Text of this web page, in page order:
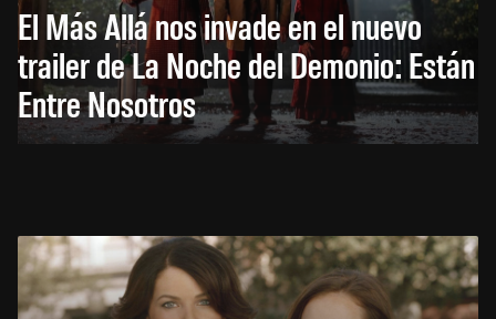
El Más Allá nos invade en el nuevo
trailer de La Noche del Demonio: Están
Entre Nosotros